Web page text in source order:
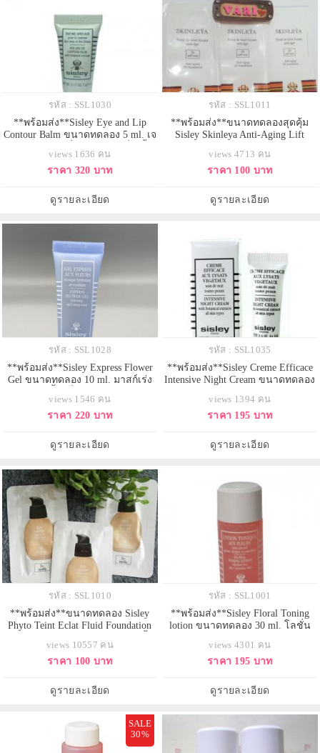
รหัส : SSL1030
**พร้อมส่ง**Sisley Eye and Lip
Contour Balm ขนาดทดลอง 5 ml. เจ
บำรุงผิวรอบดวงตาและเรียวปากให้
ดูสดใสและผ่อนคลาย ลดการปรากฏ
เนียน
views 1636 คน
ราคา 320 บาท
ดูรายละเอียด
รหัส : SSL1011
**พร้อมส่ง**ขนาดทดลองสุดคุ้ม
Sisley Skinleya Anti-Aging Lift
ml. รองพื้นรุ่นใหม่ผสมสารบำรุงผิว
ลดเลือนริ้วรอย พร้อมปกปิดอย่าง
พิเศษให้ลื่นไหลกลมกลืนแนบสนิท
กลบทุกรอยริ้วไม่พึงประสงค์ มอบผิว
views 4713 คน
ราคา 100 บาท
ดูรายละเอียด
รหัส : SSL1028
**พร้อมส่ง**Sisley Express Flower
Gel ขนาดทดลอง 10 ml. มาสก์เร่ง
เฉพาะเพื่อฟื้นบำรุงผิวที่มีภาวะขาด
น้ำ มีริ้วรอยกร้าน รู้สึกอ่อนล้า ขาด
ชื่น นุ่มละมุน และเอิบอิ่มสู่ผิวหน้า
เพียงใช้ 3 นาที
views 1546 คน
ราคา 220 บาท
ดูรายละเอียด
รหัส : SSL1035
**พร้อมส่ง**Sisley Creme Efficace
Intensive Night Cream ขนาดทดลอง
กลางคืนสูตรเร่งรัดเพื่อจัดการริ้วรอย
แรกเริ่ม บำรุงผิวใหม่ให้ดูแข็งแรง
ผิวดูกระชับ นวลเนียน นุ่มละมุน
และรู้สึกได้ถึงความอ่
views 1394 คน
ราคา 195 บาท
ดูรายละเอียด
รหัส : SSL1010
**พร้อมส่ง**ขนาดทดลอง Sisley
Phyto Teint Eclat Fluid Foundation
ตัวเทพที่เนื้อเนียนบาง คุมมันดี เกลี่ย
ง่าย ไม่เป็นคราบ ใช้แล้วหน้าเนียน
รองพื้นซิสเล่ย์ขึ้นชื่อว่าเป็นรองพื้นที่
views 10557 คน
ราคา 100 บาท
ดูรายละเอียด
รหัส : SSL1001
**พร้อมส่ง**Sisley Floral Toning
lotion ขนาดทดลอง 30 ml. โลชั่น
ผ่อนคลายปรับสภาพผิว ให้ความรู้สึก
สดชื่นและสบายคืนความเปล่งปรั่ง
สะอาดและช่วยกระชับรูขุมขน
views 4301 คน
ราคา 195 บาท
ดูรายละเอียด
SALE
30%